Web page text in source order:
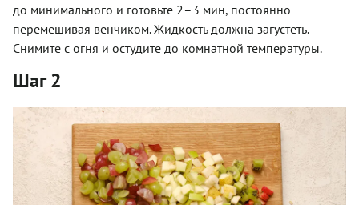
до минимального и готовьте 2–3 мин, постоянно
перемешивая венчиком. Жидкость должна загустеть.
Снимите с огня и остудите до комнатной температуры.
Шаг 2